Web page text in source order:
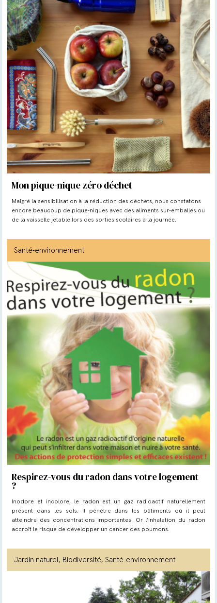
Mon pique-nique zéro déchet
Malgré la sensibilisation à la réduction des déchets, nous constatons
encore beaucoup de pique-niques avec des aliments sur-emballés ou
de la vaisselle jetable lors des sorties scolaires à la journée.
Santé-environnement
Respirez-vous du radon dans votre logement
?
Inodore et incolore, le radon est un gaz radioactif naturellement
présent dans les sols. Il pénètre dans les bâtiments où il peut
atteindre des concentrations importantes. Or l’inhalation du radon
accroît le risque de développer un cancer des poumons.
Jardin naturel, Biodiversité, Santé-environnement